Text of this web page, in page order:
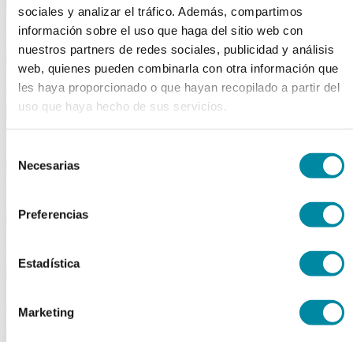
sociales y analizar el tráfico. Además, compartimos
información sobre el uso que haga del sitio web con
nuestros partners de redes sociales, publicidad y análisis
web, quienes pueden combinarla con otra información que
les haya proporcionado o que hayan recopilado a partir del
uso que haya hecho de sus servicios.
Necesarias
Preferencias
Estadística
Marketing
fungibles
reactivos merk